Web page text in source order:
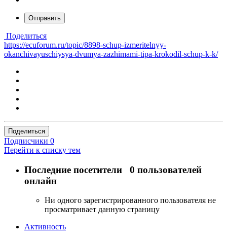
Отправить
Поделиться
https://ecuforum.ru/topic/8898-schup-izmeritelnyy-
okanchivayuschiysya-dvumya-zazhimami-tipa-krokodil-schup-k-k/
Поделиться
Подписчики 0
Перейти к списку тем
Последние посетители 0 пользователей
онлайн
Ни одного зарегистрированного пользователя не
просматривает данную страницу
Активность